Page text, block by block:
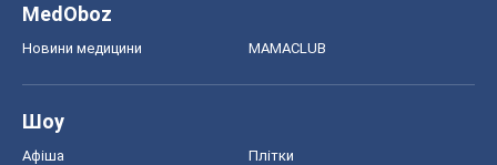
MedOboz
Новини медицини MAMACLUB
Шоу
Афіша Плітки